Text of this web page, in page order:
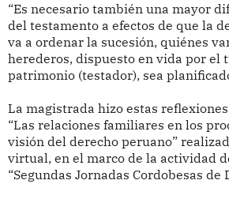
“Es necesario también una mayor
del testamento a efectos de que la
va a ordenar la sucesión, quiénes
herederos, dispuesto en vida por el
patrimonio (testador), sea
La magistrada hizo estas
“Las relaciones familiares en los
visión del derecho peruano”
virtual, en el marco de la actividad
“Segundas Jornadas Cordobesas de